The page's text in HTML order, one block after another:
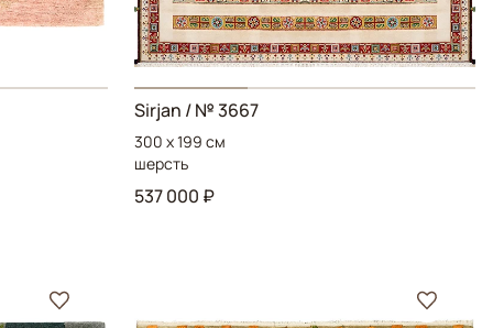
Sirjan / № 3667
300 x 199 см
шерсть
537 000 ₽